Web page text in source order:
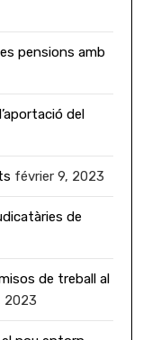
pensions amb
del
février 9, 2023
de
de treball al
2023